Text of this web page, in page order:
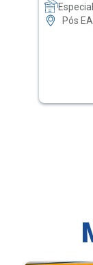
Pós